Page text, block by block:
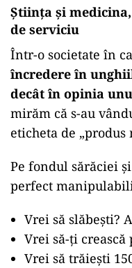
Știința și
de serviciu
Într-o societate în
încredere în
decât în opinia
mirăm că s-au
eticheta de „produs
Pe fondul sărăciei
perfect
Vrei să slăbești?
Vrei să-ți
Vrei să trăiești